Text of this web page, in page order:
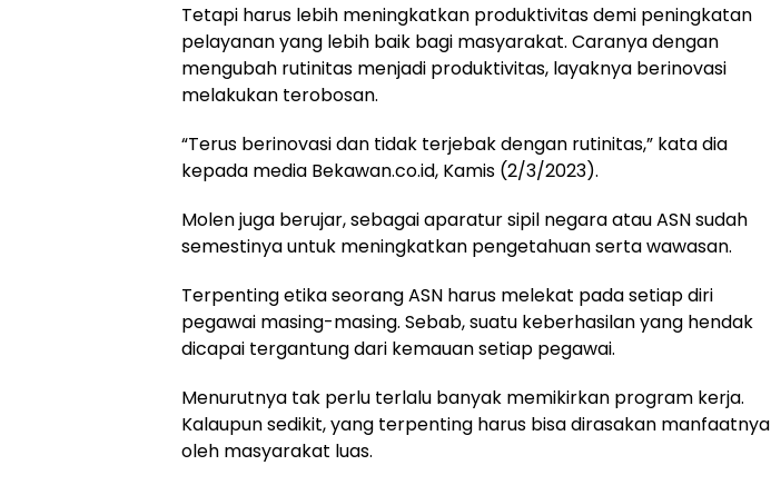
Tetapi harus lebih meningkatkan produktivitas demi peningkatan
pelayanan yang lebih baik bagi masyarakat. Caranya dengan
mengubah rutinitas menjadi produktivitas, layaknya berinovasi
melakukan terobosan.
“Terus berinovasi dan tidak terjebak dengan rutinitas,” kata dia
kepada media Bekawan.co.id, Kamis (2/3/2023).
Molen juga berujar, sebagai aparatur sipil negara atau ASN sudah
semestinya untuk meningkatkan pengetahuan serta wawasan.
Terpenting etika seorang ASN harus melekat pada setiap diri
pegawai masing-masing. Sebab, suatu keberhasilan yang hendak
dicapai tergantung dari kemauan setiap pegawai.
Menurutnya tak perlu terlalu banyak memikirkan program kerja.
Kalaupun sedikit, yang terpenting harus bisa dirasakan manfaatnya
oleh masyarakat luas.